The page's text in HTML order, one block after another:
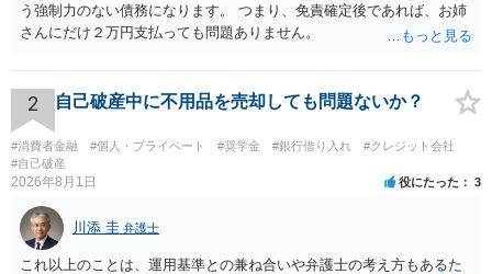
う強制力のない債務になります。 つまり、免責確定後であれば、お姉
さんにだけ２万円支払っても問題ありません。
2 自己破産中に不用品を売却しても問題ないか？
#消費者金融 #個人・プライベート #奨学金 #銀行借り入れ
#クレジット会社
#自己破産
2026年8月1日 役にたった 3
川添 圭 弁護士
これ以上のことは、運用基準との兼ね合いや弁護士の考え方もあるた